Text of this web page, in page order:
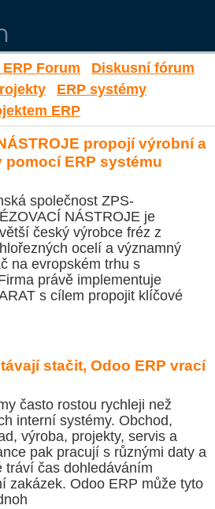
Forum
Diskusní fórum
ERP systémy
ERP
propojí výrobní a
ERP systému
společnost ZPS-
NÁSTROJE je
český výrobce fréz z
ocelí a významný
na evropském trhu s
právě implementuje
s cílem propojit klíčové
stačit, Odoo ERP vrací
často rostou rychleji než
interní systémy. Obchod,
výroba, projekty, servis a
pak pracují s různými daty a
tráví čas dohledáváním
zakázek. Odoo ERP může tyto